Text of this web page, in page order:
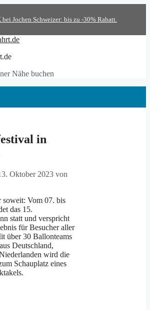
Jochen Schweizer: bis zu -30% Rabatt.
Nähe buchen
in
Oktober 2023 von
soweit: Vom 07. bis
das 15.
statt und verspricht
für Besucher aller
über 30 Ballonteams
Deutschland,
wird die
Schauplatz eines